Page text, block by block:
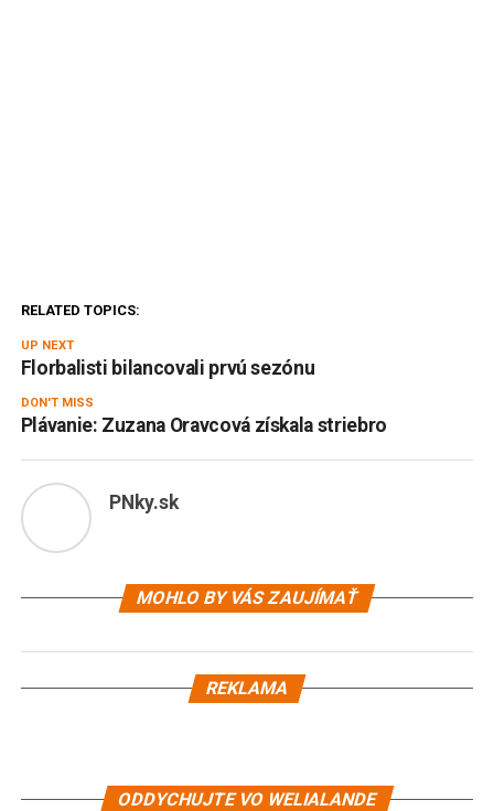
RELATED TOPICS:
UP NEXT
Florbalisti bilancovali prvú sezónu
DON'T MISS
Plávanie: Zuzana Oravcová získala striebro
PNky.sk
MOHLO BY VÁS ZAUJÍMAŤ
REKLAMA
ODDYCHUJTE VO WELIALANDE